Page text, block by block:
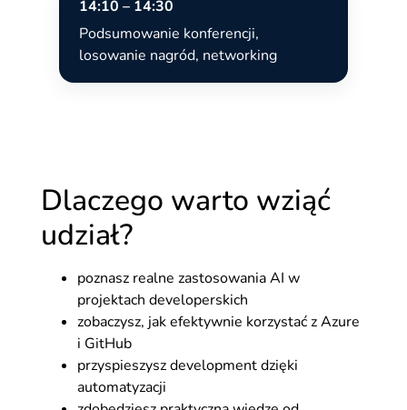
14:10 – 14:30
Podsumowanie konferencji,
losowanie nagród, networking
Dlaczego warto wziąć
udział?
poznasz realne zastosowania AI w
projektach developerskich
zobaczysz, jak efektywnie korzystać z Azure
i GitHub
przyspieszysz development dzięki
automatyzacji